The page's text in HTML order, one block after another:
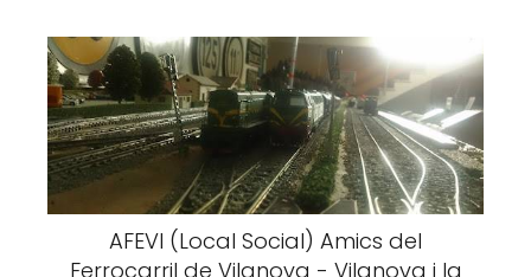
AFEVI (Local Social) Amics del
Ferrocarril de Vilanova - Vilanova i la